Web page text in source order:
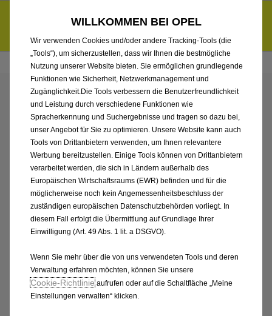
6.000 € staatliche Förderungsprämie für E-Autos und Plug-in-
Hybride. Mehr erfahren >>
ENTDECKEN SIE ALLE
ASTRA
VORFÜHRWAGEN VON
AUTOHAUS SIEBER
GMBH, LANDSHUT
WILLKOMMEN BEI OPEL
Wir verwenden Cookies und/oder andere Tracking-Tools (die
„Tools“), um sicherzustellen, dass wir Ihnen die bestmögliche
Nutzung unserer Website bieten. Sie ermöglichen grundlegende
Funktionen wie Sicherheit, Netzwerkmanagement und
Zugänglichkeit.Die Tools verbessern die Benutzerfreundlichkeit
und Leistung durch verschiedene Funktionen wie
Spracherkennung und Suchergebnisse und tragen so dazu bei,
unser Angebot für Sie zu optimieren. Unsere Website kann auch
Tools von Drittanbietern verwenden, um Ihnen relevantere
Werbung bereitzustellen. Einige Tools können von Drittanbietern
verarbeitet werden, die sich in Ländern außerhalb des
Europäischen Wirtschaftsraums (EWR) befinden und für die
möglicherweise noch kein Angemessenheitsbeschluss der
zuständigen europäischen Datenschutzbehörden vorliegt. In
diesem Fall erfolgt die Übermittlung auf Grundlage Ihrer
Einwilligung (Art. 49 Abs. 1 lit. a DSGVO).
Wenn Sie mehr über die von uns verwendeten Tools und deren
Verwaltung erfahren möchten, können Sie unsere
Cookie‑Richtlinieaufrufen oder auf die Schaltfläche „Meine
Einstellungen verwalten“ klicken.